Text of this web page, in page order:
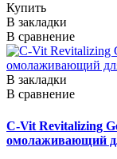
Купить
В закладки
В сравнение
В закладки
В сравнение
C-Vit Revitalizing
омолаживающий